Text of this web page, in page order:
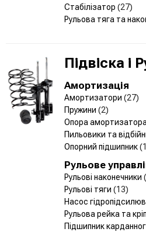
Стабілізатор (27)
Рульова тяга та
Підвіска і
Амортизація
Амортизатори (27)
Пружини (2)
Опора амортизатора
Пильовики та
Опорний підшипник
Рульове
Рульові наконечники
Рульові тяги (13)
Насос
Рульова рейка та
Підшипник